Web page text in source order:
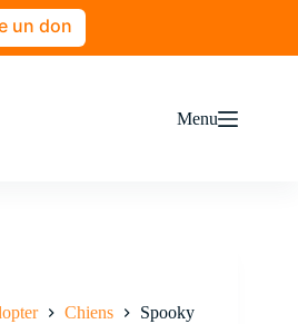
un don
Menu
Chiens Spooky